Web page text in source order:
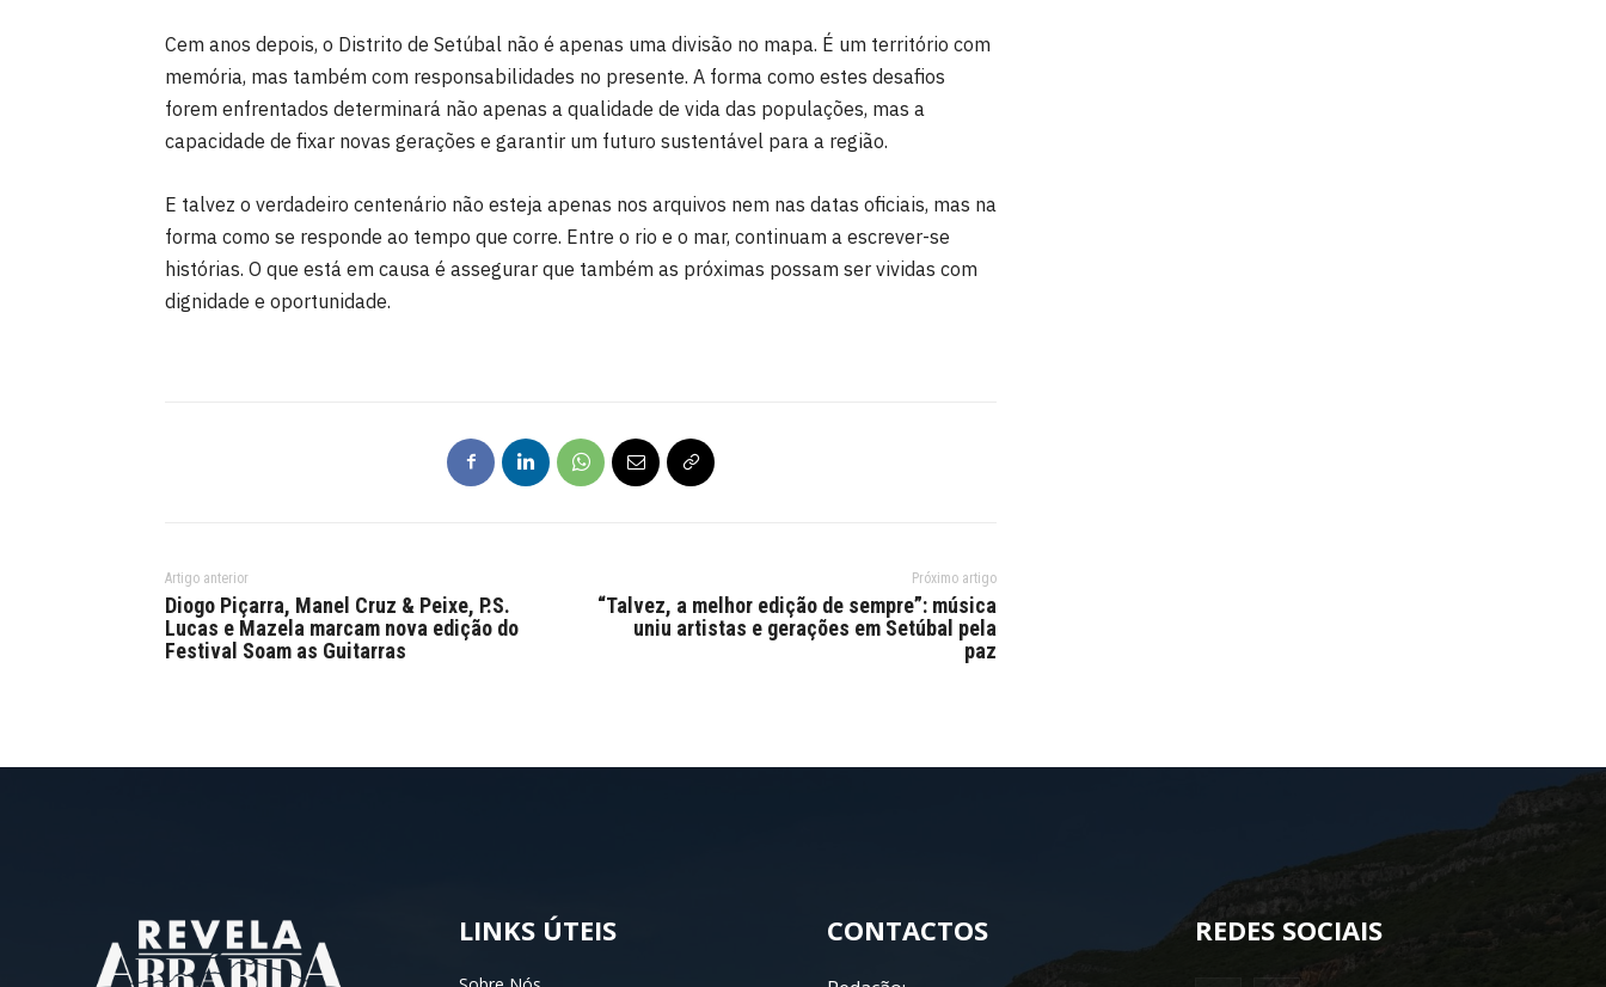
Cem anos depois, o Distrito de Setúbal não é apenas uma divisão no mapa. É um território com
memória, mas também com responsabilidades no presente. A forma como estes desafios
forem enfrentados determinará não apenas a qualidade de vida das populações, mas a
capacidade de fixar novas gerações e garantir um futuro sustentável para a região.
E talvez o verdadeiro centenário não esteja apenas nos arquivos nem nas datas oficiais, mas na
forma como se responde ao tempo que corre. Entre o rio e o mar, continuam a escrever-se
histórias. O que está em causa é assegurar que também as próximas possam ser vividas com
dignidade e oportunidade.
Artigo anterior
Diogo Piçarra, Manel Cruz & Peixe, P.S.
Lucas e Mazela marcam nova edição do
Festival Soam as Guitarras
Próximo artigo
“Talvez, a melhor edição de sempre”: música
uniu artistas e gerações em Setúbal pela
paz
LINKS ÚTEIS CONTACTOS REDES SOCIAIS